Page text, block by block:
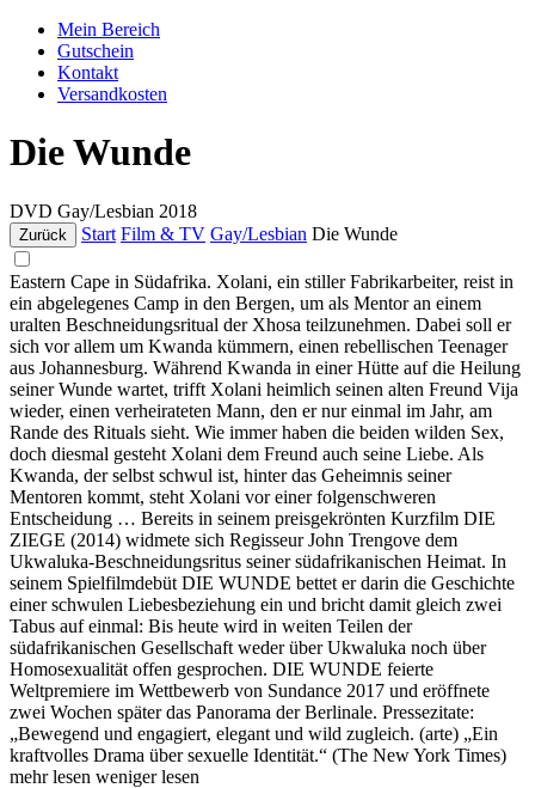
Mein Bereich
Gutschein
Kontakt
Versandkosten
Die Wunde
DVD Gay/Lesbian 2018
Zurück Start Film & TV Gay/Lesbian Die Wunde
Eastern Cape in Südafrika. Xolani, ein stiller Fabrikarbeiter, reist in
ein abgelegenes Camp in den Bergen, um als Mentor an einem
uralten Beschneidungsritual der Xhosa teilzunehmen. Dabei soll er
sich vor allem um Kwanda kümmern, einen rebellischen Teenager
aus Johannesburg. Während Kwanda in einer Hütte auf die Heilung
seiner Wunde wartet, trifft Xolani heimlich seinen alten Freund Vija
wieder, einen verheirateten Mann, den er nur einmal im Jahr, am
Rande des Rituals sieht. Wie immer haben die beiden wilden Sex,
doch diesmal gesteht Xolani dem Freund auch seine Liebe. Als
Kwanda, der selbst schwul ist, hinter das Geheimnis seiner
Mentoren kommt, steht Xolani vor einer folgenschweren
Entscheidung … Bereits in seinem preisgekrönten Kurzfilm DIE
ZIEGE (2014) widmete sich Regisseur John Trengove dem
Ukwaluka-Beschneidungsritus seiner südafrikanischen Heimat. In
seinem Spielfilmdebüt DIE WUNDE bettet er darin die Geschichte
einer schwulen Liebesbeziehung ein und bricht damit gleich zwei
Tabus auf einmal: Bis heute wird in weiten Teilen der
südafrikanischen Gesellschaft weder über Ukwaluka noch über
Homosexualität offen gesprochen. DIE WUNDE feierte
Weltpremiere im Wettbewerb von Sundance 2017 und eröffnete
zwei Wochen später das Panorama der Berlinale. Pressezitate:
„Bewegend und engagiert, elegant und wild zugleich. (arte) „Ein
kraftvolles Drama über sexuelle Identität.“ (The New York Times)
mehr lesen weniger lesen